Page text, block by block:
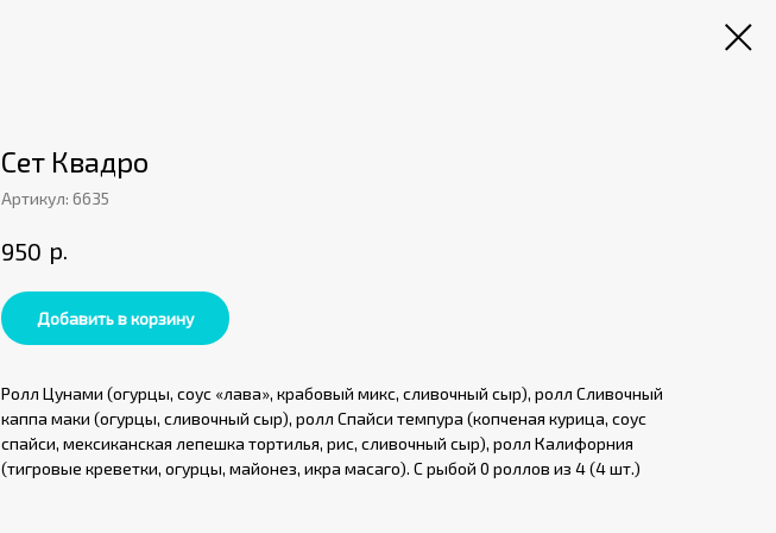
Сет Квадро
Артикул: 6635
950 р.
Добавить в корзину
Ролл Цунами (огурцы, соус «лава», крабовый микс, сливочный сыр), ролл Сливочный
каппа маки (огурцы, сливочный сыр), ролл Спайси темпура (копченая курица, соус
спайси, мексиканская лепешка тортилья, рис, сливочный сыр), ролл Калифорния
(тигровые креветки, огурцы, майонез, икра масаго). С рыбой 0 роллов из 4 (4 шт.)